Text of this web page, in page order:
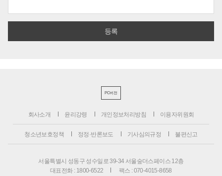
PC버전
회사소개 윤리강령 개인정보처리방침 이용자위원회
청소년보호정책 정정·반론보도 기사심의규정 불편신고
서울특별시 성동구 성수일로 39-34 서울숲더스페이스 12층
대표전화 : 1800-6522
팩스 : 070-4015-8658